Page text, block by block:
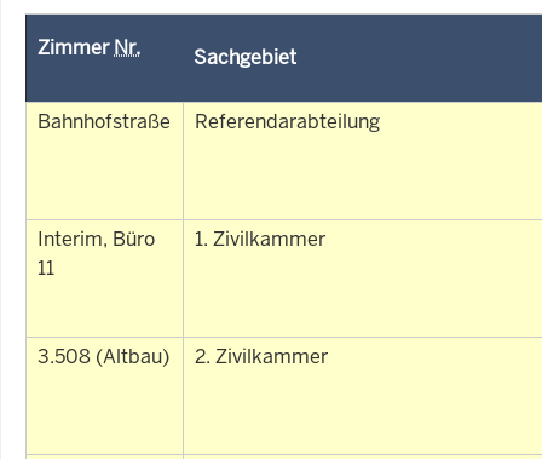
ZimmerNr. Sachgebiet
Bahnhofstraße Referendarabteilung
Interim, Büro
11
1. Zivilkammer
3.508 (Altbau) 2. Zivilkammer